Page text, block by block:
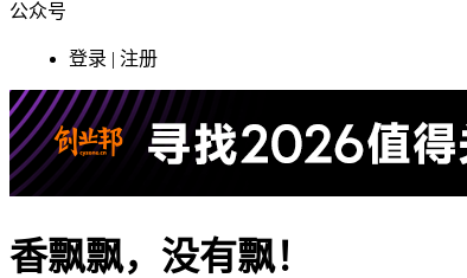
公众号
登录 | 注册
香飘飘，没有飘！